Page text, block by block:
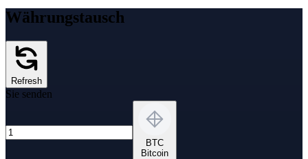
Währungstausch
Refresh
Sie senden
BTC
Bitcoin